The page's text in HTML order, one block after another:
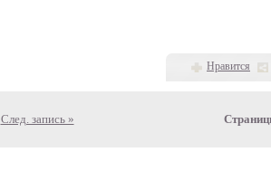
Нравится
След. запись »